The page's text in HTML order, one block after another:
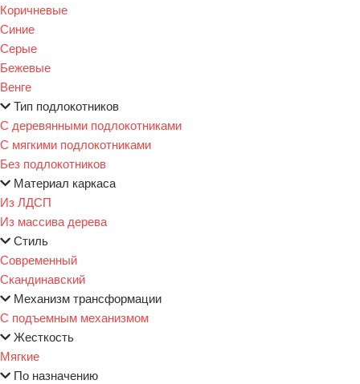
Коричневые
Синие
Серые
Бежевые
Венге
Тип подлокотников
С деревянными подлокотниками
С мягкими подлокотниками
Без подлокотников
Материал каркаса
Из ЛДСП
Из массива дерева
Стиль
Современный
Скандинавский
Механизм трансформации
С подъемным механизмом
Жесткость
Мягкие
По назначению